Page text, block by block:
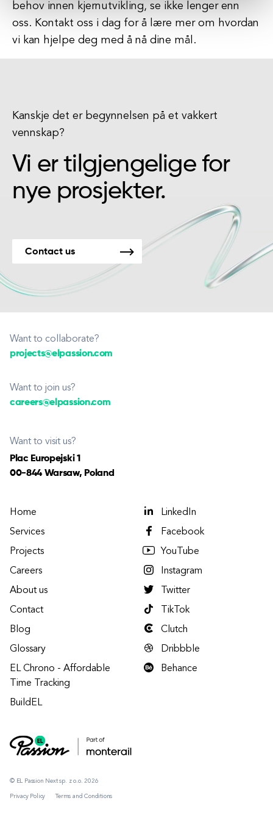
behov innen kjernutvikling, se ikke lenger enn
oss. Kontakt oss i dag for å lære mer om hvordan
vi kan hjelpe deg med å nå dine mål.
Kanskje det er begynnelsen på et vakkert
vennskap?
Vi er tilgjengelige for
nye prosjekter.
Contact us
Want to collaborate?
projects@elpassion.com
Want to join us?
careers@elpassion.com
Want to visit us?
Plac Europejski 1
00-844 Warsaw, Poland
© EL Passion Next sp. z o.o. 2026
Privacy Policy Terms and Conditions
Home
Services
Projects
Careers
About us
Contact
Blog
Glossary
EL Chrono - Affordable
Time Tracking
BuildEL
LinkedIn
Facebook
YouTube
Instagram
Twitter
TikTok
Clutch
Dribbble
Behance